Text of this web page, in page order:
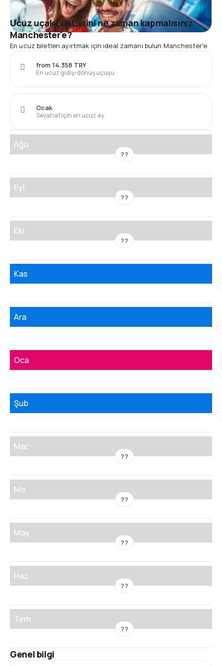
Ucuz uçak biletlerini ne zaman kapmalısınız
Manchester'e?
En ucuz biletleri ayırtmak için ideal zamanı bulun Manchester'e
En ucuz gidiş-dönüş uçuşu
from 14.358 TRY
Seyahat için en ucuz ay
Ocak
Ağu
??
Eyl
??
Eki
??
Kas
Ara
Oca
Şub
Mar
??
Nis
??
May
??
Haz
??
Tem
??
Genel bilgi